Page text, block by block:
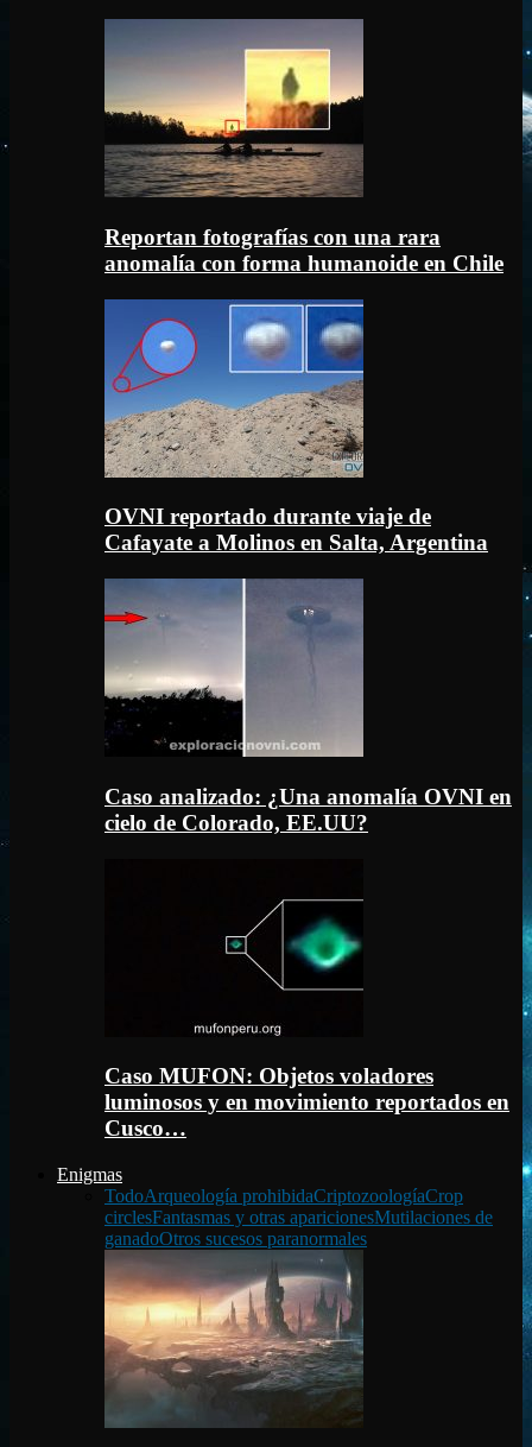
Reportan fotografías con una rara
anomalía con forma humanoide en Chile
OVNI reportado durante viaje de
Cafayate a Molinos en Salta, Argentina
Caso analizado: ¿Una anomalía OVNI en
cielo de Colorado, EE.UU?
Caso MUFON: Objetos voladores
luminosos y en movimiento reportados en
Cusco…
Enigmas
TodoArqueología prohibidaCriptozoologíaCrop
circlesFantasmas y otras aparicionesMutilaciones de
ganadoOtros sucesos paranormales